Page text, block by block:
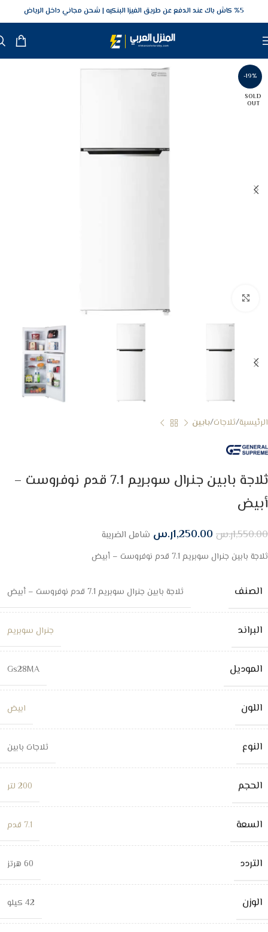
5‎% كاش باك عند الدفع عن طريق الفيزا البنكيه شحن مجاني داخل الرياض
-19%
SOLD
OUT
الرئيسية ثلاجات بابين
ثلاجة بابين جنرال سوبريم 7.1 قدم نوفروست –
أبيض
1,550.00ر.س1,250.00ر.س شامل الضريبة
ثلاجة بابين جنرال سوبريم 7.1 قدم نوفروست – أبيض
الصنف ثلاجة بابين جنرال سوبريم 7.1 قدم نوفروست – أبيض
البراند جنرال سوبريم
الموديل Gs28MA
اللون ابيض
النوع ثلاجات بابين
الحجم 200 لتر
السعة 7.1 قدم
التردد 60 هرتز
الوزن 42 كيلو